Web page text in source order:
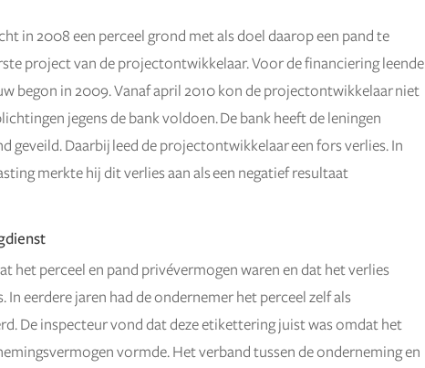
in 2008 een perceel grond met als doel daarop een pand te
project van de projectontwikkelaar. Voor de financiering leende
begon in 2009. Vanaf april 2010 kon de projectontwikkelaar niet
jegens de bank voldoen. De bank heeft de leningen
geveild. Daarbij leed de projectontwikkelaar een fors verlies. In
merkte hij dit verlies aan als een negatief resultaat
het perceel en pand privévermogen waren en dat het verlies
In eerdere jaren had de ondernemer het perceel zelf als
De inspecteur vond dat deze etikettering juist was omdat het
vormde. Het verband tussen de onderneming en